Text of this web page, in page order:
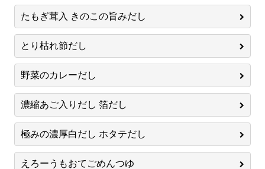
たもぎ茸入 きのこの旨みだし
とり枯れ節だし
野菜のカレーだし
濃縮あご入りだし 箔だし
極みの濃厚白だし ホタテだし
えろーうもおてごめんつゆ